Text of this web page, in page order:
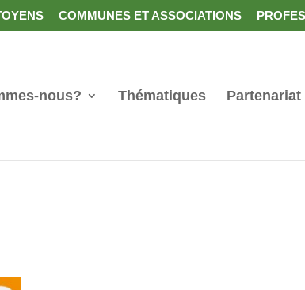
COMMUNES ET ASSOCIATIONS
nous? Thématiques Partenariat